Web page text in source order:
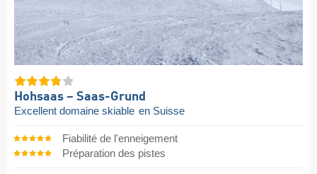
Hohsaas – Saas-Grund
Excellent domaine skiable en Suisse
Fiabilité de l'enneigement
Préparation des pistes